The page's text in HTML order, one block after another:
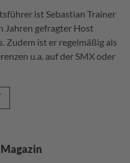
ist Sebastian Trainer
Jahren gefragter Host
Zudem ist er regelmäßig als
u.a. auf der SMX oder